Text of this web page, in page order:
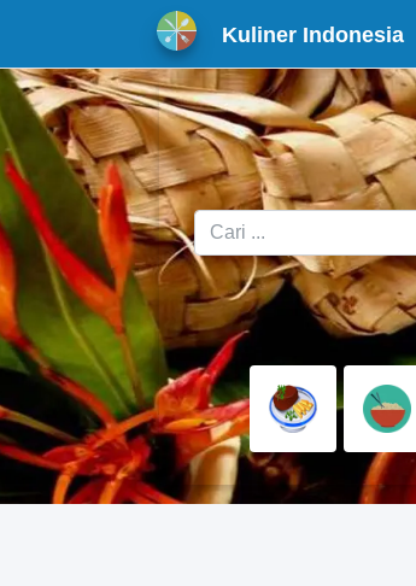
Kuliner Indonesia